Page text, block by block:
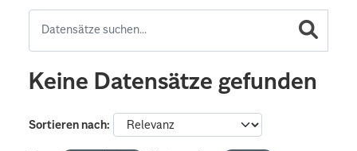
Keine Datensätze gefunden
Sortieren nach